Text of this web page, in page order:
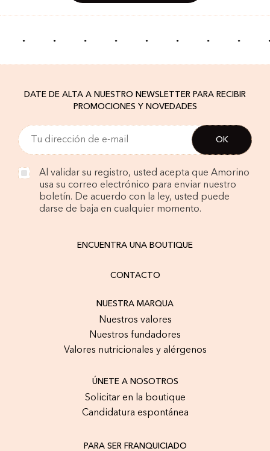
· · · · · · · ·
DATE DE ALTA A NUESTRO NEWSLETTER PARA RECIBIR
PROMOCIONES Y NOVEDADES
Al validar su registro, usted acepta que Amorino
usa su correo electrónico para enviar nuestro
boletín. De acuerdo con la ley, usted puede
darse de baja en cualquier momento.
ENCUENTRA UNA BOUTIQUE
CONTACTO
NUESTRA MARQUA
Nuestros valores
Nuestros fundadores
Valores nutricionales y alérgenos
ÚNETE A NOSOTROS
Solicitar en la boutique
Candidatura espontánea
PARA SER FRANQUICIADO